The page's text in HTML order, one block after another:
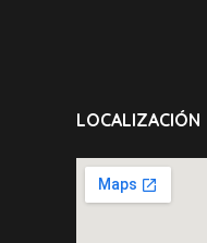
LOCALIZACIÓN